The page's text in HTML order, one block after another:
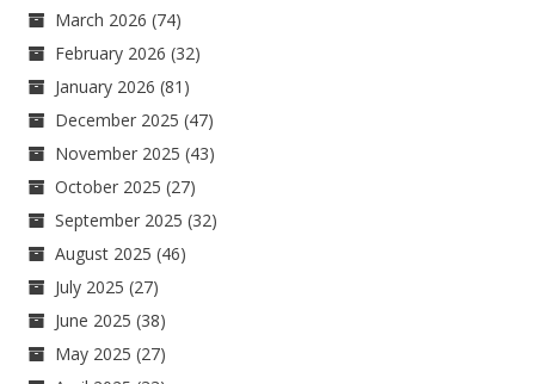
March 2026 (74)
February 2026 (32)
January 2026 (81)
December 2025 (47)
November 2025 (43)
October 2025 (27)
September 2025 (32)
August 2025 (46)
July 2025 (27)
June 2025 (38)
May 2025 (27)